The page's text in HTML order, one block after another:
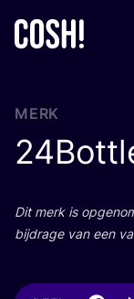
MERK
24
Dit merk is
bij­dra­ge van een